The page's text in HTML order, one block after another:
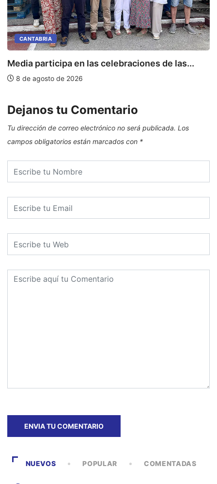
CANTABRIA
Media participa en las celebraciones de las...
8 de agosto de 2026
Dejanos tu Comentario
Tu dirección de correo electrónico no será publicada. Los
campos obligatorios están marcados con *
NUEVOS POPULAR COMENTADAS